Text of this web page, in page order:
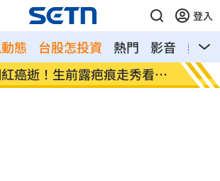
登入
態 台股怎投資 熱門 影音
熱搜
癌逝！生前露疤痕走秀看哭
店家
臉